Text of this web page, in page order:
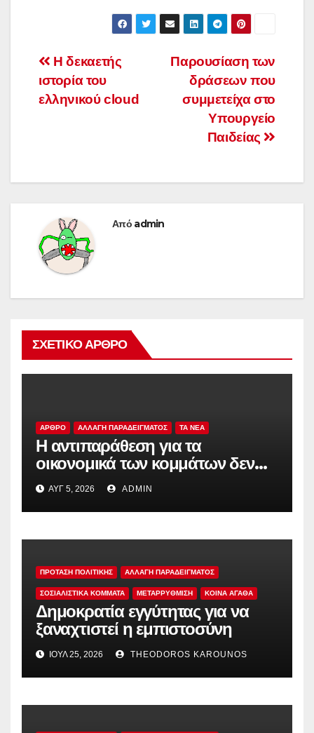
Πλοήγηση
άρθρων
Παρουσίαση των
δράσεων που
συμμετείχα στο
Υπουργείο
Παιδείας
Η δεκαετής
ιστορία του
ελληνικού cloud
Από admin
ΣΧΕΤΙΚΌ ΆΡΘΡΟ
ΑΡΘΡΟ ΑΛΛΑΓΗ ΠΑΡΑΔΕΙΓΜΑΤΟΣ TA NEA
Η αντιπαράθεση για τα
οικονομικά των κομμάτων δεν
αρκεί
ΑΥΓ 5, 2026 ADMIN
ΠΡΟΤΑΣΗ ΠΟΛΙΤΙΚΗΣ ΑΛΛΑΓΗ ΠΑΡΑΔΕΙΓΜΑΤΟΣ
ΣΟΣΙΑΛΙΣΤΙΚΆ ΚΌΜΜΑΤΑ ΜΕΤΑΡΡΥΘΜΙΣΗ ΚΟΙΝΑ ΑΓΑΘΑ
Δημοκρατία εγγύτητας για να
ξαναχτιστεί η εμπιστοσύνη
ΙΟΎΛ 25, 2026 THEODOROS KAROUNOS